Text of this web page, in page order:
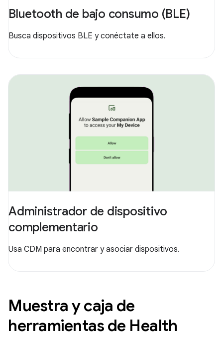
Bluetooth de bajo consumo (BLE)
Busca dispositivos BLE y conéctate a ellos.
Administrador de dispositivo
complementario
Usa CDM para encontrar y asociar dispositivos.
Muestra y caja de
herramientas de Health